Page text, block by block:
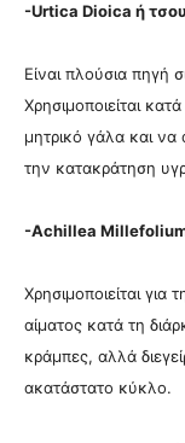
-Urtica Dioica ή
Είναι πλούσια πηγή
Χρησιμοποιείται
μητρικό γάλα και να
την κατακράτηση
-Achillea Μillefolium
Χρησιμοποιείται
αίματος κατά τη
κράμπες, αλλά
ακατάστατο κύκλο.